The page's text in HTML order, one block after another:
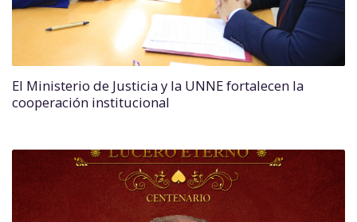
El Ministerio de Justicia y la UNNE fortalecen la
cooperación institucional